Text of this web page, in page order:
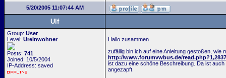
5/20/2005 11:07:44 AM
Ulf
Group: User
Level: Ureinwohner
Posts: 741
Joined: 10/5/2004
IP-Address: saved
Hallo zusammen
zufällig bin ich auf eine Anleitung gestoßen, wie
http://www.forumvwbus.de/
ist dazu eine schöne Beschreibung. Da ist
angezapft.